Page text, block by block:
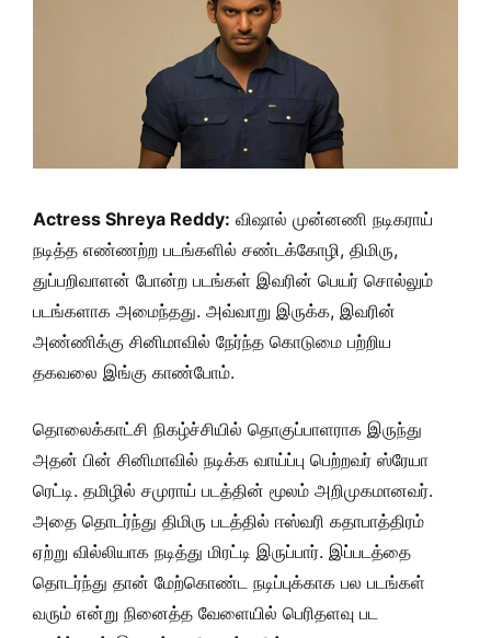
Actress Shreya Reddy: விஷால் முன்னணி நடிகராய்
நடித்த எண்ணற்ற படங்களில் சண்டக்கோழி, திமிரு,
துப்பறிவாளன் போன்ற படங்கள் இவரின் பெயர் சொல்லும்
படங்களாக அமைந்தது. அவ்வாறு இருக்க, இவரின்
அண்ணிக்கு சினிமாவில் நேர்ந்த கொடுமை பற்றிய
தகவலை இங்கு காண்போம்.
தொலைக்காட்சி நிகழ்ச்சியில் தொகுப்பாளராக இருந்து
அதன் பின் சினிமாவில் நடிக்க வாய்ப்பு பெற்றவர் ஸ்ரேயா
ரெட்டி. தமிழில் சமுராய் படத்தின் மூலம் அறிமுகமானவர்.
அதை தொடர்ந்து திமிரு படத்தில் ஈஸ்வரி கதாபாத்திரம்
ஏற்று வில்லியாக நடித்து மிரட்டி இருப்பார். இப்படத்தை
தொடர்ந்து தான் மேற்கொண்ட நடிப்புக்காக பல படங்கள்
வரும் என்று நினைத்த வேளையில் பெரிதளவு பட